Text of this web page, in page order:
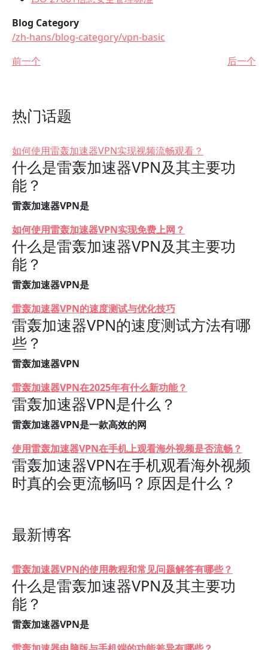
Blog Category
/zh-hans/blog-category/vpn-basic
前一个
后一个
热门话题
如何使用雷轰加速器VPN实现视频流畅观看？
什么是雷轰加速器VPN及其主要功
能？
雷轰加速器VPN是
如何使用雷轰加速器VPN实现免费上网？
什么是雷轰加速器VPN及其主要功
能？
雷轰加速器VPN是
雷轰加速器VPN的速度测试与优化技巧
雷轰加速器VPN的速度测试方法有哪
些？
雷轰加速器VPN
雷轰加速器VPN在2025年有什么新功能？
雷轰加速器VPN是什么？
雷轰加速器VPN是一款高效的网
使用雷轰加速器VPN在手机上观看海外视频是否流畅？
雷轰加速器VPN在手机观看海外视频
时真的会更流畅吗？原因是什么？
最新博客
雷轰加速器VPN的使用教程和常见问题解答有哪些？
什么是雷轰加速器VPN及其主要功
能？
雷轰加速器VPN是